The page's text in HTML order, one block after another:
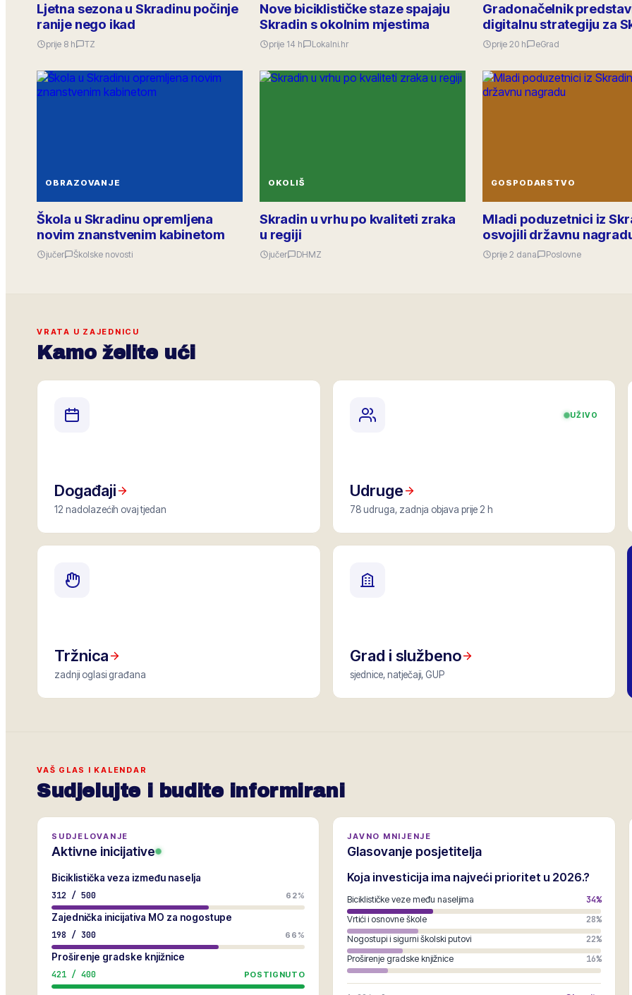
Ljetna sezona u Skradinu počinje
ranije nego ikad
prije 8 h TZ
Nove biciklističke staze spajaju
Skradin s okolnim mjestima
prije 14 h Lokalni.hr
Gradonačelnik
digitalnu strategiju za
prije 20 h eGrad
OBRAZOVANJE
Škola u Skradinu opremljena
novim znanstvenim kabinetom
jučer Školske novosti
OKOLIŠ
Skradin u vrhu po kvaliteti zraka
u regiji
jučer DHMZ
GOSPODARSTVO
Mladi poduzetnici iz
osvojili državnu
prije 2 dana Poslovne
VRATA U ZAJEDNICU
Kamo želite ući
Događaji
12 nadolazećih ovaj tjedan
UŽIVO
Udruge
78 udruga, zadnja objava prije 2 h
Tržnica
zadnji oglasi građana
Grad i službeno
sjednice, natječaji, GUP
VAŠ GLAS I KALENDAR
Sudjelujte i budite informirani
SUDJELOVANJE
Aktivne inicijative
Biciklistička veza između naselja
312 / 500 62%
Zajednička inicijativa MO za nogostupe
198 / 300 66%
Proširenje gradske knjižnice
421 / 400 POSTIGNUTO
JAVNO MNIJENJE
Glasovanje posjetitelja
Koja investicija ima najveći prioritet u 2026.?
Biciklističke veze među naseljima 34%
Vrtići i osnovne škole 28%
Nogostupi i sigurni školski putovi 22%
Proširenje gradske knjižnice 16%